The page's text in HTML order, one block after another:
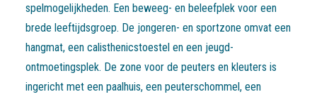
spelmogelijkheden. Een beweeg- en beleefplek voor een
brede leeftijdsgroep. De jongeren- en sportzone omvat een
hangmat, een calisthenicstoestel en een jeugd-
ontmoetingsplek. De zone voor de peuters en kleuters is
ingericht met een paalhuis, een peuterschommel, een